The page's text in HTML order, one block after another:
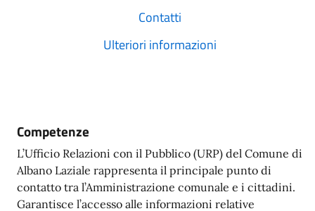
Contatti
Ulteriori informazioni
Competenze
L’Ufficio Relazioni con il Pubblico (URP) del Comune di
Albano Laziale rappresenta il principale punto di
contatto tra l’Amministrazione comunale e i cittadini.
Garantisce l’accesso alle informazioni relative